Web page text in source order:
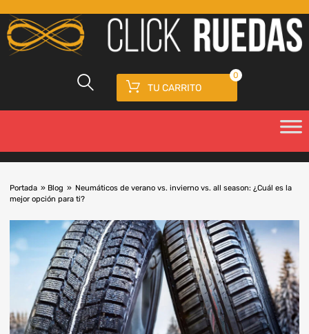
TU CARRITO
0
Portada » Blog » Neumáticos de verano vs. invierno vs. all season: ¿Cuál es la
mejor opción para ti?